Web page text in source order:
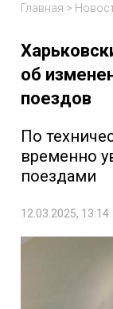
Главная >
об
поездов
По
временно
поездами
12.03.2025, 13:14